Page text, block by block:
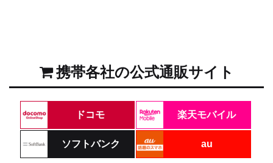
携帯各社の公式通販サイト
ドコモ 楽天モバイル
ソフトバンク au